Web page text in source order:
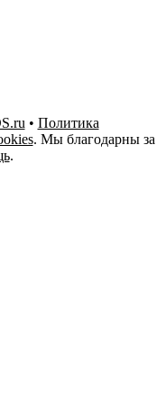
• Политика
. Мы благодарны за
.